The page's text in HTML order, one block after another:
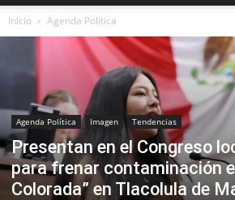
Oaxaca
Inicio Agenda Política
Agenda Política Imagen Tendencias
Presentan en el Congreso
para frenar contaminación
Colorada” en Tlacolula de